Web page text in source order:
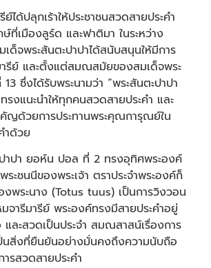
ได้ปลุกเร้าให้ประชาชนสวดสายประคำ
ษ์ที่เมืองลูร์ด และฟาติมา ในระหว่าง
ด็จพระสันตะปาปาได้สนับสนุนให้มีการ
รีย์ และตั้งแต่สมณสมัยของสมเด็จพระ
13 ซึ่งได้รับพระนามว่า “พระสันตะปาปา
รงแนะนำให้ทุกคนสวดสายประคำ และ
ญด้วยการประทานพระคุณการุณย์ใน
ำด้วย
าปา ยอห์น ปอล ที่ 2 ทรงอุทิศพระองค์
ระชนนีของพระเจ้า ตราประจำพระองค์ก็
พระนาง (Totus tuus) เป็นการวิงวอน
จารีมารีย์ พระองค์ทรงมีสายประคำอยู่
ละสวดเป็นประจำ สมณสาสน์เรื่องการ
นสิ่งที่ยืนยันอย่างมั่นคงถึงความนับถือ
รสวดสายประคำ